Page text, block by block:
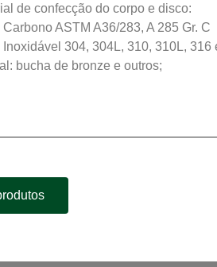
de confecção do corpo e disco:
Carbono ASTM A36/283, A 285 Gr. C
Inoxidável 304, 304L, 310, 310L, 316
bucha de bronze e outros;